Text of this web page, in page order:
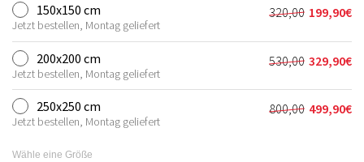
150x150 cm
Jetzt bestellen, Montag geliefert
320,00
Preis
war:
320,00€
199,90€
Aktueller
Preis
ist:
199,90€.
200x200 cm
Jetzt bestellen, Montag geliefert
530,00
Preis
war:
530,00€
329,90€
Aktueller
Preis
ist:
329,90€.
250x250 cm
Jetzt bestellen, Montag geliefert
800,00 499,90€
Aktueller
Wähle eine Größe